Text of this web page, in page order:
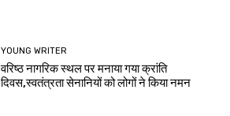
YOUNG WRITER
वरिष्ठ नागरिक स्थल पर मनाया गया क्रांति
दिवस,स्वतंत्रता सेनानियों को लोगों ने किया नमन